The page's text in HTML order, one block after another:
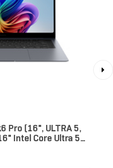
Pro (16", ULTRA 5,
Intel Core Ultra 5